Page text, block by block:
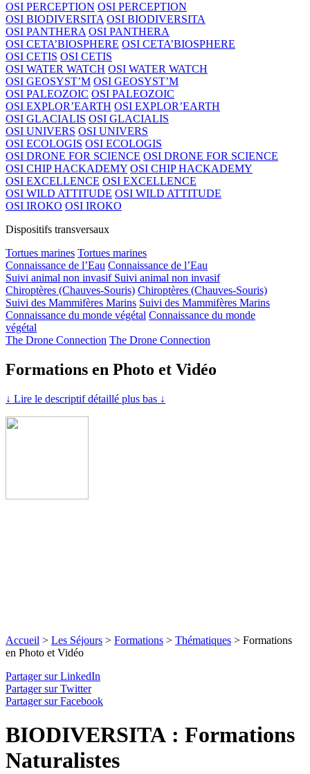
OSI PERCEPTION OSI PERCEPTION
OSI BIODIVERSITA OSI BIODIVERSITA
OSI PANTHERA OSI PANTHERA
OSI CETA’BIOSPHERE OSI CETA’BIOSPHERE
OSI CETIS OSI CETIS
OSI WATER WATCH OSI WATER WATCH
OSI GEOSYST’M OSI GEOSYST’M
OSI PALEOZOIC OSI PALEOZOIC
OSI EXPLOR’EARTH OSI EXPLOR’EARTH
OSI GLACIALIS OSI GLACIALIS
OSI UNIVERS OSI UNIVERS
OSI ECOLOGIS OSI ECOLOGIS
OSI DRONE FOR SCIENCE OSI DRONE FOR SCIENCE
OSI CHIP HACKADEMY OSI CHIP HACKADEMY
OSI EXCELLENCE OSI EXCELLENCE
OSI WILD ATTITUDE OSI WILD ATTITUDE
OSI IROKO OSI IROKO
Dispositifs transversaux
Tortues marines Tortues marines
Connaissance de l’Eau Connaissance de l’Eau
Suivi animal non invasif Suivi animal non invasif
Chiroptères (Chauves-Souris) Chiroptères (Chauves-Souris)
Suivi des Mammifères Marins Suivi des Mammifères Marins
Connaissance du monde végétal Connaissance du monde
végétal
The Drone Connection The Drone Connection
Formations en Photo et Vidéo
↓ Lire le descriptif détaillé plus bas ↓
Accueil > Les Séjours > Formations > Thématiques > Formations
en Photo et Vidéo
Partager sur LinkedIn
Partager sur Twitter
Partager sur Facebook
BIODIVERSITA : Formations
Naturalistes